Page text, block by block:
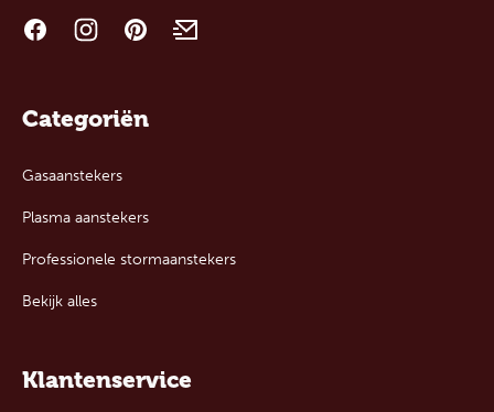
Categoriën
Gasaanstekers
Plasma aanstekers
Professionele stormaanstekers
Bekijk alles
Klantenservice